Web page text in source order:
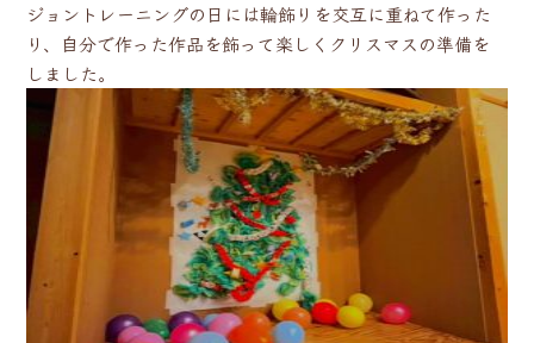
ジョントレーニングの日には輪飾りを交互に重ねて作った
り、自分で作った作品を飾って楽しくクリスマスの準備を
しました。